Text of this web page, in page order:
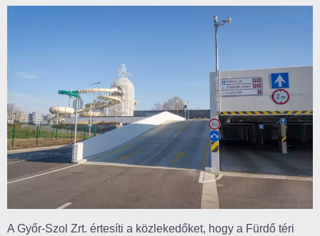
A Győr-Szol Zrt. értesíti a közlekedőket, hogy a Fürdő téri